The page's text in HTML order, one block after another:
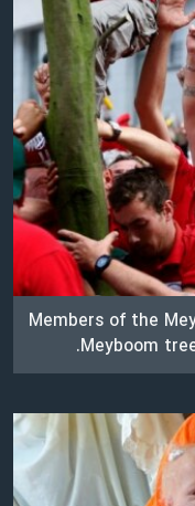
Members of the
Meyboom